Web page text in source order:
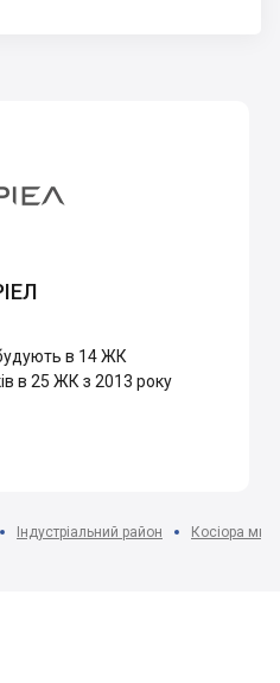
в 14 ЖК
в 25 ЖК з 2013 року
Індустріальний район Косіора мкр-